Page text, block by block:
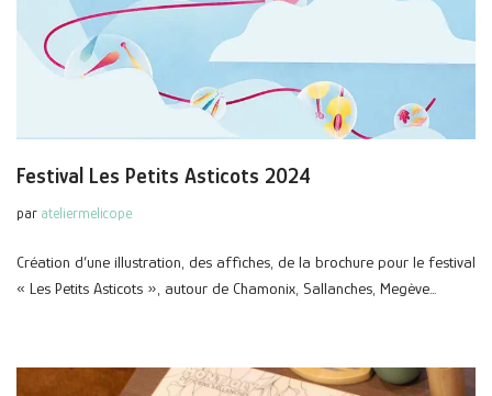
Festival Les Petits Asticots 2024
par ateliermelicope
Création d’une illustration, des affiches, de la brochure pour le festival
« Les Petits Asticots », autour de Chamonix, Sallanches, Megève…